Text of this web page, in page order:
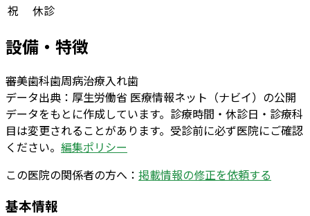
祝
休診
設備・特徴
審美歯科歯周病治療入れ歯
データ出典： 厚生労働省 医療情報ネット（ナビイ）の公開
データをもとに作成しています。診療時間・休診日・診療科
目は変更されることがあります。受診前に必ず医院にご確認
ください。 編集ポリシー
この医院の関係者の方へ： 掲載情報の修正を依頼する
基本情報